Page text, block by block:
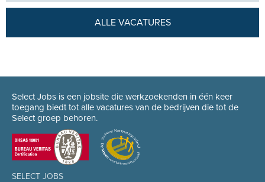
ALLE VACATURES
Select Jobs is een jobsite die werkzoekenden in één keer
toegang biedt tot alle vacatures van de bedrijven die tot de
Select groep behoren.
SELECT JOBS